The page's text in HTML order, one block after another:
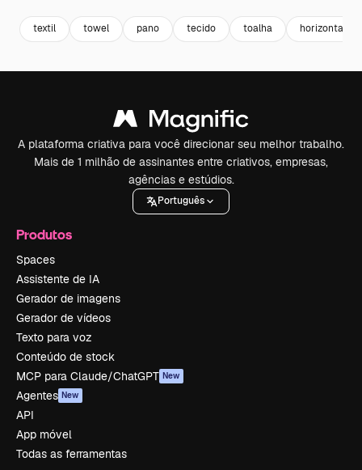
textil towel pano tecido toalha horizontal
A plataforma criativa para você direcionar seu melhor trabalho.
Mais de 1 milhão de assinantes entre criativos, empresas,
agências e estúdios.
Português
Produtos
Spaces
Assistente de IA
Gerador de imagens
Gerador de vídeos
Texto para voz
Conteúdo de stock
MCP para Claude/ChatGPT New
Agentes New
API
App móvel
Todas as ferramentas